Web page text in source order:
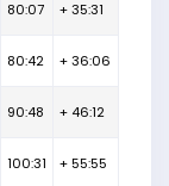
80:07 + 35:31
80:42 + 36:06
90:48 + 46:12
100:31 + 55:55